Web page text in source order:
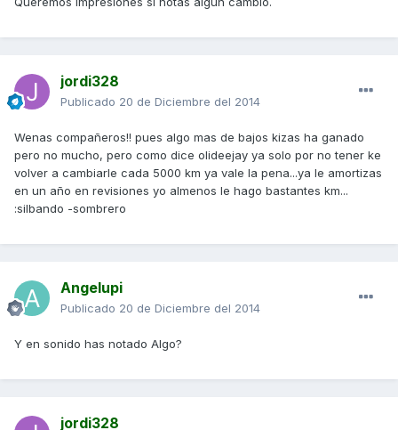
jordi328
Publicado 20 de Diciembre del 2014
Wenas compañeros!! pues algo mas de bajos kizas ha ganado
pero no mucho, pero como dice olideejay ya solo por no tener ke
volver a cambiarle cada 5000 km ya vale la pena...ya le amortizas
en un año en revisiones yo almenos le hago bastantes km...
:silbando -sombrero
Angelupi
Publicado 20 de Diciembre del 2014
Y en sonido has notado Algo?
jordi328